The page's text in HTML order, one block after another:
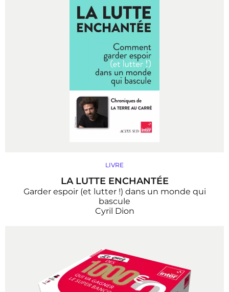
LIVRE
LA LUTTE ENCHANTÉE
Garder espoir (et lutter !) dans un monde qui
bascule
Cyril Dion